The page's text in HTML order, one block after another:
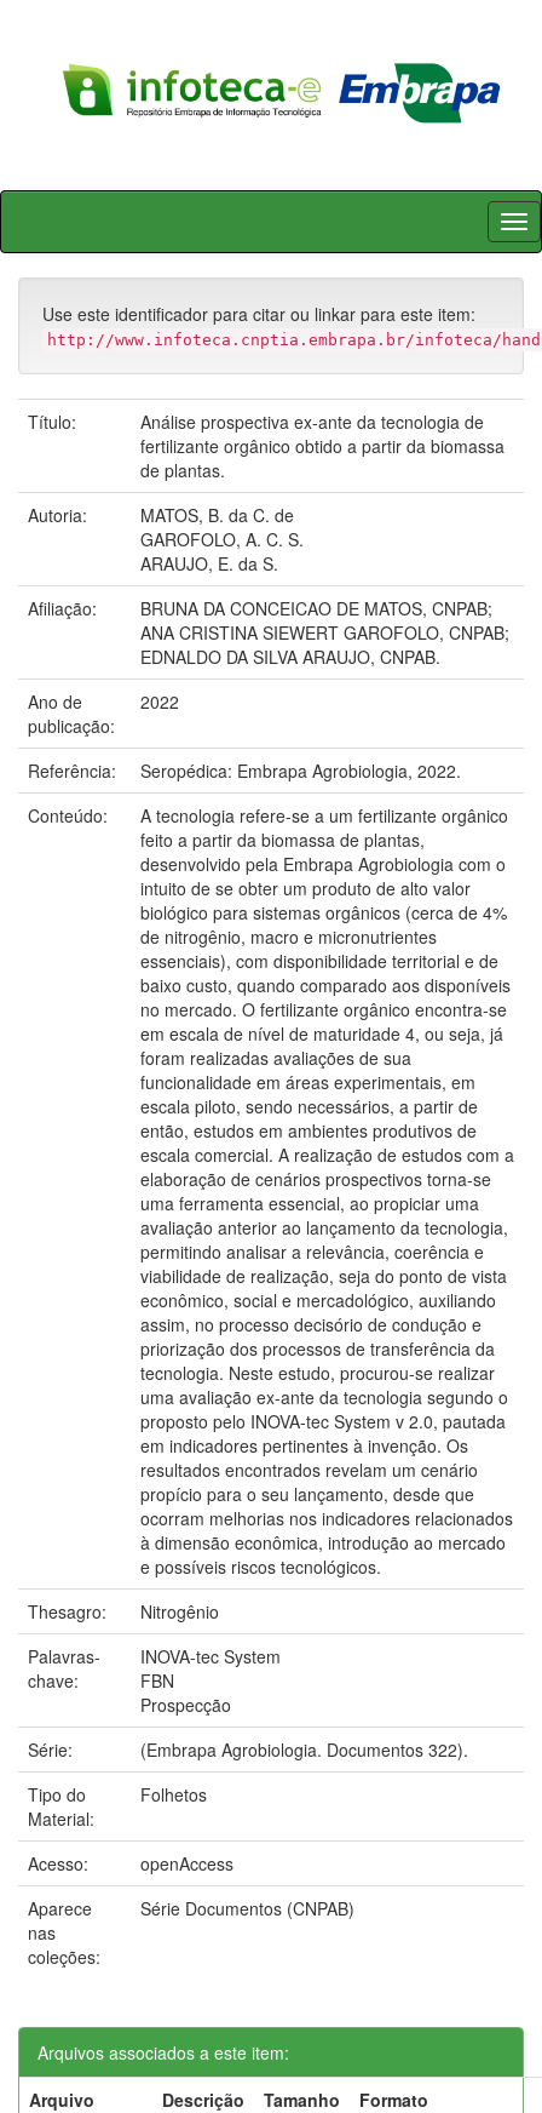
Skip
Use este identificador para citar ou linkar para este item:
http://www.infoteca.cnptia.embrapa.br/infoteca/
Título:
Análise prospectiva ex-ante da tecnologia de
fertilizante orgânico obtido a partir da biomassa
de plantas.
Autoria:
MATOS, B. da C. de
GAROFOLO, A. C. S.
ARAUJO, E. da S.
Afiliação:
BRUNA DA CONCEICAO DE MATOS, CNPAB;
ANA CRISTINA SIEWERT GAROFOLO, CNPAB;
EDNALDO DA SILVA ARAUJO, CNPAB.
Ano de
publicação:
2022
Referência:
Seropédica: Embrapa Agrobiologia, 2022.
Conteúdo:
A tecnologia refere-se a um fertilizante orgânico
feito a partir da biomassa de plantas,
desenvolvido pela Embrapa Agrobiologia com o
intuito de se obter um produto de alto valor
biológico para sistemas orgânicos (cerca de 4%
de nitrogênio, macro e micronutrientes
essenciais), com disponibilidade territorial e de
baixo custo, quando comparado aos disponíveis
no mercado. O fertilizante orgânico encontra-se
em escala de nível de maturidade 4, ou seja, já
foram realizadas avaliações de sua
funcionalidade em áreas experimentais, em
escala piloto, sendo necessários, a partir de
então, estudos em ambientes produtivos de
escala comercial. A realização de estudos com a
elaboração de cenários prospectivos torna-se
uma ferramenta essencial, ao propiciar uma
avaliação anterior ao lançamento da tecnologia,
permitindo analisar a relevância, coerência e
viabilidade de realização, seja do ponto de vista
econômico, social e mercadológico, auxiliando
assim, no processo decisório de condução e
priorização dos processos de transferência da
tecnologia. Neste estudo, procurou-se realizar
uma avaliação ex-ante da tecnologia segundo o
proposto pelo INOVA-tec System v 2.0, pautada
em indicadores pertinentes à invenção. Os
resultados encontrados revelam um cenário
propício para o seu lançamento, desde que
ocorram melhorias nos indicadores relacionados
à dimensão econômica, introdução ao mercado
e possíveis riscos tecnológicos.
Thesagro:
Nitrogênio
Palavras-
chave:
INOVA-tec System
FBN
Prospecção
Série:
(Embrapa Agrobiologia. Documentos 322).
Tipo do
Material:
Folhetos
Acesso:
openAccess
Aparece
nas
coleções:
Série Documentos (CNPAB)
Arquivos associados a este item:
Arquivo
Descrição Tamanho
Formato